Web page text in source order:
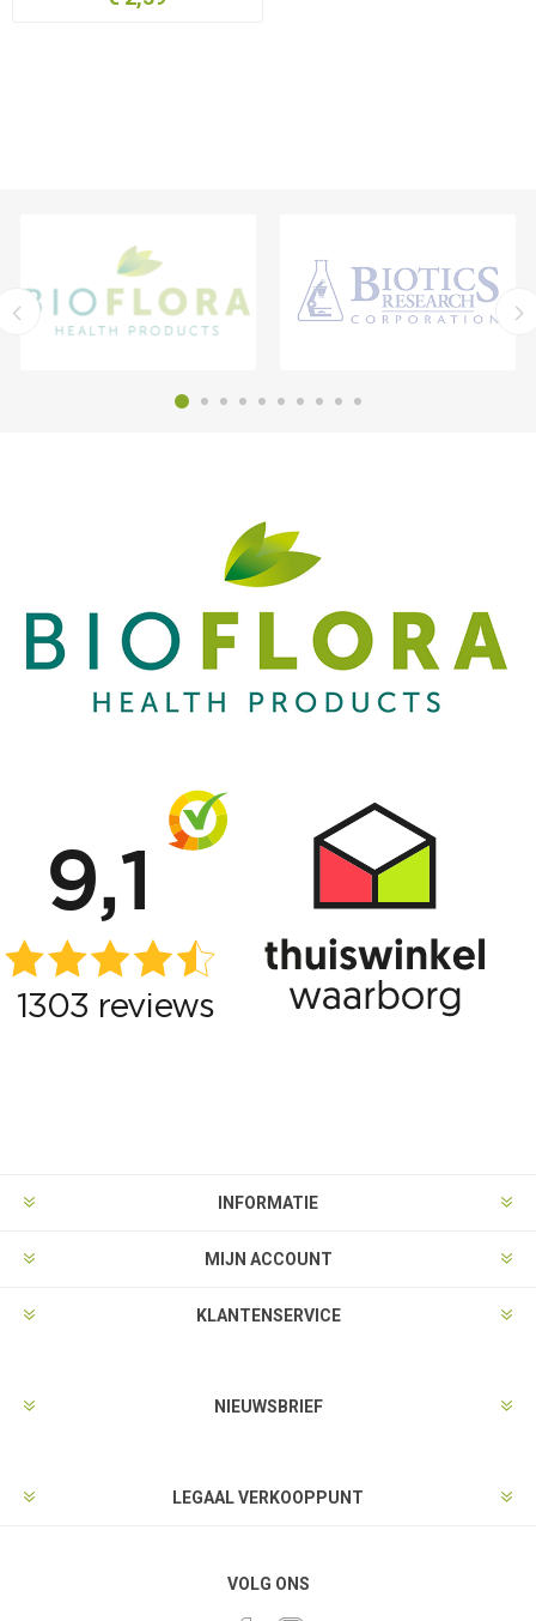
INFORMATIE
MIJN ACCOUNT
KLANTENSERVICE
NIEUWSBRIEF
LEGAAL VERKOOPPUNT
VOLG ONS